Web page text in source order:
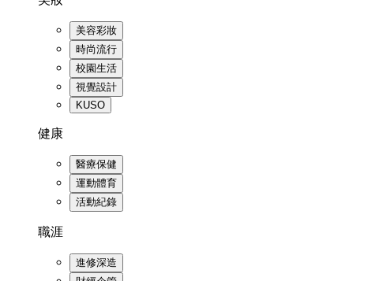
美容彩妝
時尚流行
校園生活
視覺設計
KUSO
健康
醫療保健
運動體育
活動紀錄
職涯
進修深造